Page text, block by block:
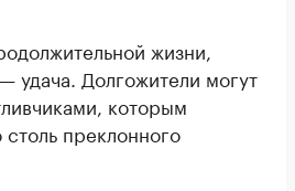
жизни,
удача. Долгожители могут
которым
преклонного